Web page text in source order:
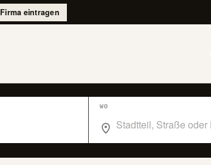
Firma eintragen
WO